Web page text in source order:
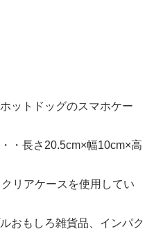
ットドッグのスマホケー
・長さ20.5cm×幅10cm×高
リアケースを使用してい
おもしろ雑貨品、インパク